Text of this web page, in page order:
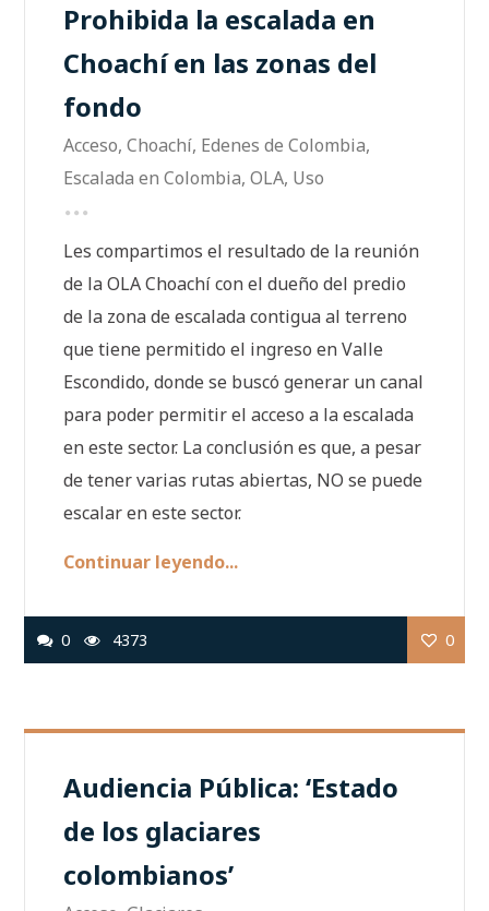
Prohibida la escalada en
Choachí en las zonas del
fondo
Acceso,Choachí, Edenes de Colombia,
Escalada en Colombia,OLA, Uso
Les compartimos el resultado de la reunión
de la OLA Choachí con el dueño del predio
de la zona de escalada contigua al terreno
que tiene permitido el ingreso en Valle
Escondido, donde se buscó generar un canal
para poder permitir el acceso a la escalada
en este sector. La conclusión es que, a pesar
de tener varias rutas abiertas, NO se puede
escalar en este sector.
Continuar leyendo...
0 4373 0
Audiencia Pública: ‘Estado
de los glaciares
colombianos’